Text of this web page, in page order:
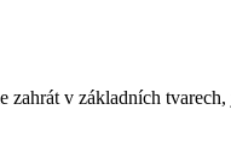
v základních